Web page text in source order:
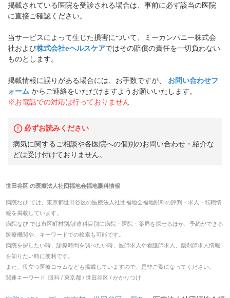
掲載されている医院を受診される場合は、事前に必ず該当の医院
に直接ご確認ください。
当サービスによって生じた損害について、ミーカンパニー株式会
社および株式会社eヘルスケアではその賠償の責任を一切負わない
ものとします。
掲載情報に誤りがある場合には、お手数ですが、
お問い合わせフ
ォーム からご連絡をいただけますようお願いいたします。
※お電話での対応は行っておりません
必ずお読みください
病気に関するご相談や各医院への個別のお問い合わせ・紹介な
どは受け付けておりません。
世田谷区 の医療法人社団福地会福地眼科情報
病院なび では、 東京都世田谷区の医療法人社団福地会福地眼科の評判・求人・転職情
報を掲載しています。
病院なび では市区町村別/診療科目別に病院・医院・薬局を探せるほか、予約ができる
医療機関や、キーワードでの検索も可能です。
病院を探したい時、診療時間を調べたい時、医師求人や看護師求人、薬剤師求人情報
を知りたい時に便利です。
また、役立つ医療コラムなども掲載していますので、是非ご覧になってください。
関連キーワード: 眼科 / 東京都 / 世田谷区 / かかりつけ